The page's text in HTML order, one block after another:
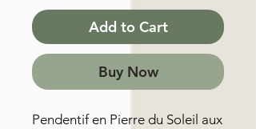
Add to Cart
Buy Now
Pendentif en Pierre du Soleil aux